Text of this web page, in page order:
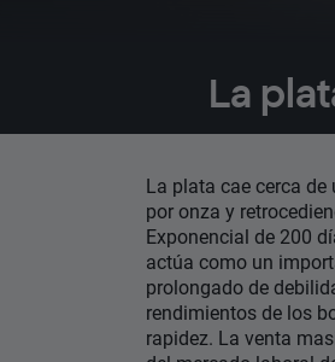
La
La plata cae cerca
por onza y
Exponencial de 200
actúa como un
prolongado de
rendimientos de los
rapidez. La venta